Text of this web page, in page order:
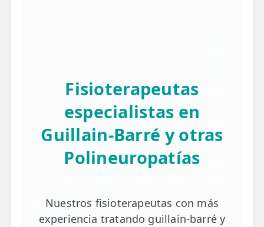
Fisioterapeutas
especialistas en
Guillain-Barré y otras
Polineuropatías
Nuestros fisioterapeutas con más
experiencia tratando guillain-barré y